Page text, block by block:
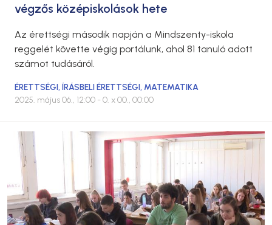
végzős középiskolások hete
Az érettségi második napján a Mindszenty-iskola
reggelét követte végig portálunk, ahol 81 tanuló adott
számot tudásáról.
ÉRETTSÉGI,ÍRÁSBELI ÉRETTSÉGI, MATEMATIKA
2025. május 06., 12:00 - 0. x 00., 00:00